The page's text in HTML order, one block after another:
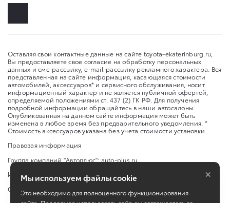
Оставляя свои контактные данные на сайте toyota-ekaterinburg.ru,
Вы предоставляете свое согласие на обработку персональных
данных и смс-рассылку, e-mail-рассылку рекламного характера. Вся
представленная на сайте информация, касающаяся стоимости
автомобилей, аксессуаров* и сервисного обслуживания, носит
информационный характер и не является публичной офертой,
определяемой положениями ст. 437 (2) ГК РФ. Для получения
подробной информации обращайтесь в наши автосалоны.
Опубликованная на данном сайте информация может быть
изменена в любое время без предварительного уведомления. *
Стоимость аксессуаров указана без учета стоимости установки.
Правовая информация
Группа компаний "Автоплюс": auto-plus.ru
Изменить настройку cookies
Сбросить cookie
Мы используем файлы cookie
Это необходимо для полноценного функционирования
×